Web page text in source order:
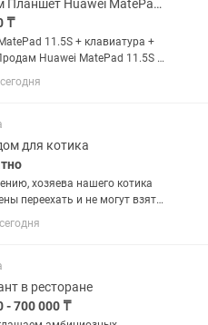
Продам Планшет Huawei MatePad 11.5S 8/256, клавиатура и стилус
₸
11.5S + клавиатура +
Huawei MatePad 11.5S в
состоянии. Планшет
бережно, полностью
в хорошем...
для котика
хозяева нашего котика
переехать и не могут взять
Поэтому мы ищем для него
семью. Ласковый,
Приучен к лотку и...
в ресторане
- 700 000 ₸